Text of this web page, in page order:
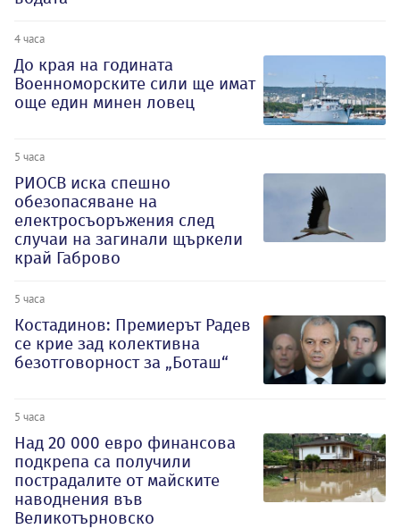
4 часа
До края на годината
Военноморските сили ще имат
още един минен ловец
5 часа
РИОСВ иска спешно
обезопасяване на
електросъоръжения след
случаи на загинали щъркели
край Габрово
5 часа
Костадинов: Премиерът Радев
се крие зад колективна
безотговорност за „Боташ“
5 часа
Над 20 000 евро финансова
подкрепа са получили
пострадалите от майските
наводнения във
Великотърновско